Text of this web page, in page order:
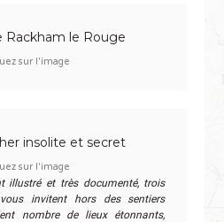
Rackham le Rouge
sur l'image
insolite et secret
sur l'image
illustré et très documenté, trois
vous invitent hors des sentiers
nombre de lieux étonnants,